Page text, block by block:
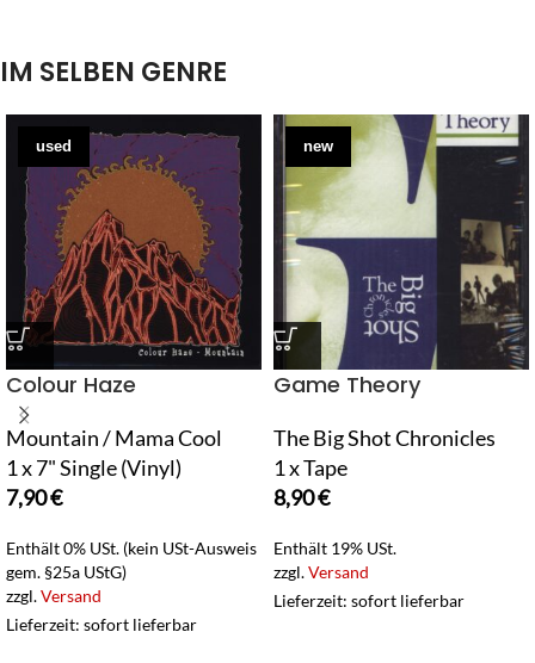
IM SELBEN GENRE
used
Colour Haze
Mountain / Mama Cool
1 x 7" Single (Vinyl)
7,90€
Enthält 0% USt. (kein USt-Ausweis
gem. §25a UStG)
zzgl.Versand
Lieferzeit: sofort lieferbar
new
Game Theory
The Big Shot Chronicles
1 x Tape
8,90€
Enthält 19% USt.
zzgl.Versand
Lieferzeit: sofort lieferbar